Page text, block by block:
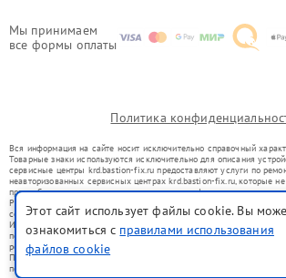
Мы принимаем
все формы оплаты
Политика
Вся информация на сайте носит исключительно справочный
Товарные знаки используются исключительно для описания
сервисные центры krd.bastion-fix.ru предоставляют услуги по
неавторизованных сервисных центрах krd.bastion-fix.ru, которые
правообладателями товарных знаков или их официальными
Ремонт осуществляется для устройств, уже введенных в
со статьей 1487 ГК РФ.
Использование товарных знаков не преследует цели
потребителей в заблуждение, а служит для информирования о
ремонту техники указанных брендов.
Представленная на сайте информация не является публичной
положениями Статьи 437(2) Гражданского кодекса РФ
Этот сайт использует файлы cookie. Вы
ознакомиться с правилами использования
файлов cookie